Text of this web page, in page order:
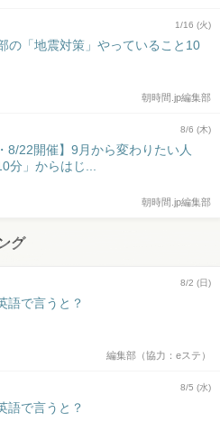
1/16 (火)
の「地震対策」やっていること10
朝時間.jp編集部
8/6 (木)
8/22開催】9月から変わりたい人
分」からはじ...
朝時間.jp編集部
グ
8/2 (日)
語で言うと？
編集部（協力：eステ）
8/5 (水)
語で言うと？